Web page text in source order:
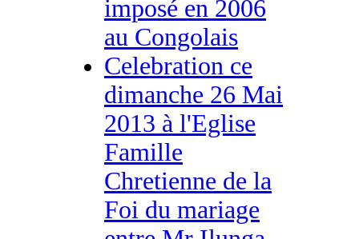
imposé en 2006
au Congolais
Celebration ce
dimanche 26 Mai
2013 à l'Eglise
Famille
Chretienne de la
Foi du mariage